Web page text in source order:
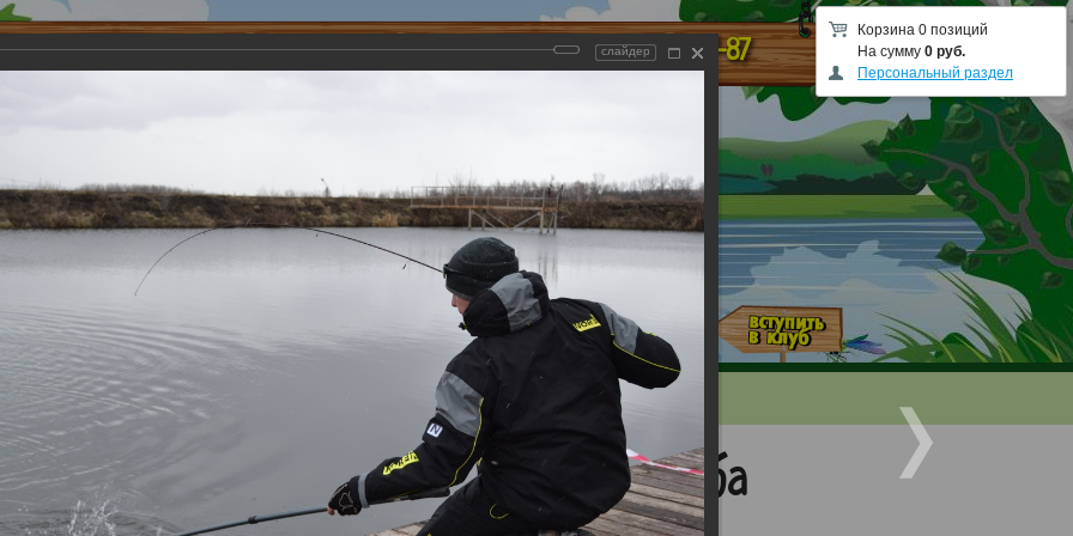
Кафе Новости Карта Бронирование Контакты 48-87-87
Турнир Саратовского Форелевого Клуба
Корзина 0 позиций
На сумму 0 руб.
Персональный раздел
Саратовского Форелевого Клуба
слайдер